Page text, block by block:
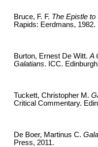
Bruce, F. F. The Epistle
Rapids: Eerdmans, 1982.
Burton, Ernest De Witt. A
Galatians. ICC.
Tuckett, Christopher M.
Critical Commentary.
De Boer, Martinus C.
Press, 2011.